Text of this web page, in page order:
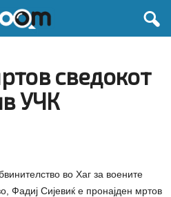
сведокот
УЧК
во Хаг за воените
Фадиј Сијевиќ е пронајден мртов